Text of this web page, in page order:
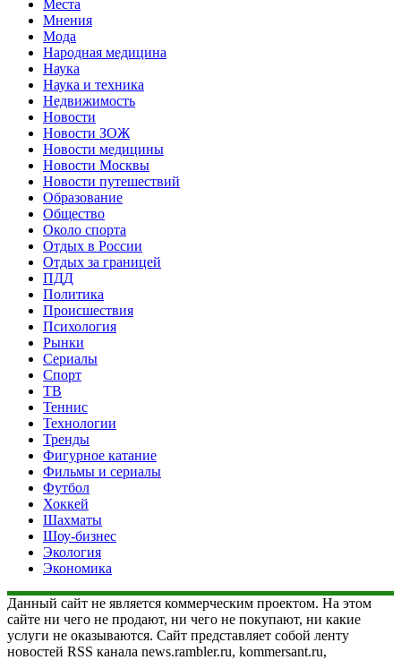
Места
Мнения
Мода
Народная медицина
Наука
Наука и техника
Недвижимость
Новости
Новости ЗОЖ
Новости медицины
Новости Москвы
Новости путешествий
Образование
Общество
Около спорта
Отдых в России
Отдых за границей
ПДД
Политика
Происшествия
Психология
Рынки
Сериалы
Спорт
ТВ
Теннис
Технологии
Тренды
Фигурное катание
Фильмы и сериалы
Футбол
Хоккей
Шахматы
Шоу-бизнес
Экология
Экономика
Данный сайт не является коммерческим проектом. На этом
сайте ни чего не продают, ни чего не покупают, ни какие
услуги не оказываются. Сайт представляет собой ленту
новостей RSS канала news.rambler.ru, kommersant.ru,